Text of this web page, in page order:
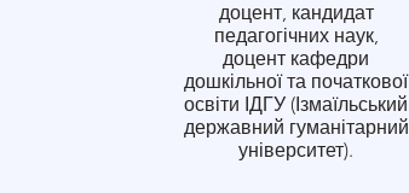
доцент, кандидат
педагогічних наук,
доцент кафедри
дошкільної та початкової
освіти ІДГУ (Ізмаїльський
державний гуманітарний
університет).